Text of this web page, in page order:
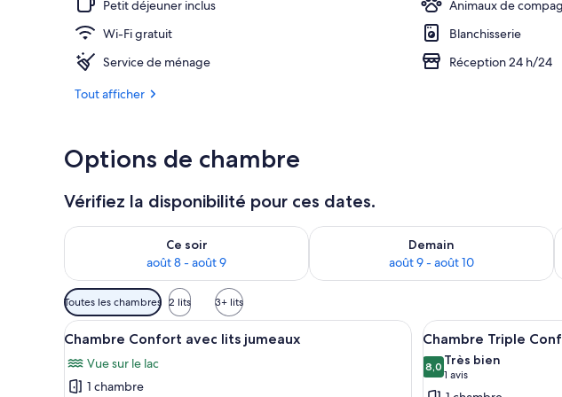
Petit déjeuner inclus
Animaux de
Wi-Fi gratuit
Blanchisserie
Service de ménage
Réception 24 h/24
Tout afficher
Options de chambre
Vérifiez la disponibilité pour ces dates.
Ce soir
août 8 - août 9
Vérifier la disponibilité pour ce soir août 8 - août 9
Demain
août 9 - août 10
Vérifier la disponibilité pour demain
Filtres
disponibles
pour
chambres
Toutes les chambres 2 lits 3+ lits
Afficher
toutes
les
photos
Une chambre avec deux lits, un tableau au mur et une
8
Chambre Confort avec lits jumeaux
Vue sur le lac
1 chambre
Afficher
toutes
les
photos
7
Chambre Triple
8,08,0 sur 10
Très bien
1 avis
(1 avis)